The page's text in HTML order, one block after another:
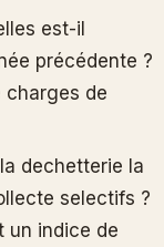
est-il
précédente ?
charges de
dechetterie la
selectifs ?
un indice de